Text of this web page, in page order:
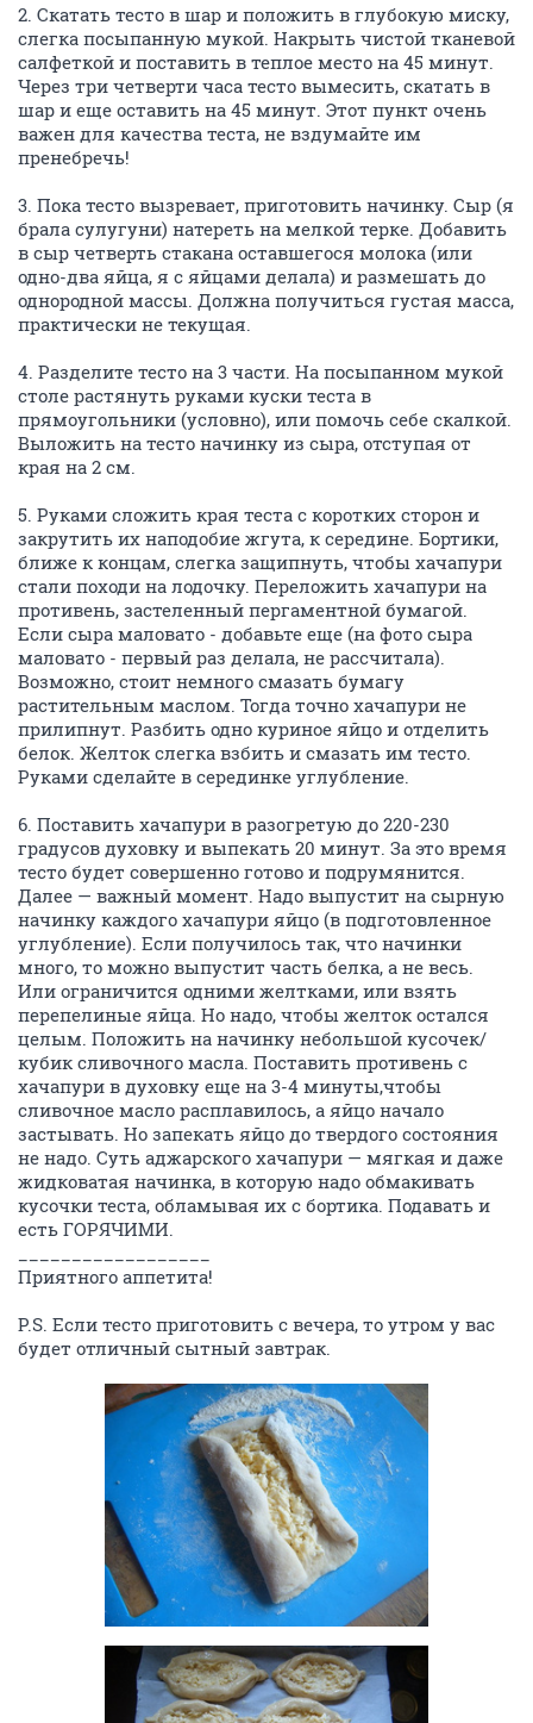
2. Скатать тесто в шар и положить в глубокую миску,
слегка посыпанную мукой. Накрыть чистой тканевой
салфеткой и поставить в теплое место на 45 минут.
Через три четверти часа тесто вымесить, скатать в
шар и еще оставить на 45 минут. Этот пункт очень
важен для качества теста, не вздумайте им
пренебречь!
3. Пока тесто вызревает, приготовить начинку. Сыр (я
брала сулугуни) натереть на мелкой терке. Добавить
в сыр четверть стакана оставшегося молока (или
одно-два яйца, я с яйцами делала) и размешать до
однородной массы. Должна получиться густая масса,
практически не текущая.
4. Разделите тесто на 3 части. На посыпанном мукой
столе растянуть руками куски теста в
прямоугольники (условно), или помочь себе скалкой.
Выложить на тесто начинку из сыра, отступая от
края на 2 см.
5. Руками сложить края теста с коротких сторон и
закрутить их наподобие жгута, к середине. Бортики,
ближе к концам, слегка защипнуть, чтобы хачапури
стали походи на лодочку. Переложить хачапури на
противень, застеленный пергаментной бумагой.
Если сыра маловато - добавьте еще (на фото сыра
маловато - первый раз делала, не рассчитала).
Возможно, стоит немного смазать бумагу
растительным маслом. Тогда точно хачапури не
прилипнут. Разбить одно куриное яйцо и отделить
белок. Желток слегка взбить и смазать им тесто.
Руками сделайте в серединке углубление.
6. Поставить хачапури в разогретую до 220-230
градусов духовку и выпекать 20 минут. За это время
тесто будет совершенно готово и подрумянится.
Далее — важный момент. Надо выпустит на сырную
начинку каждого хачапури яйцо (в подготовленное
углубление). Если получилось так, что начинки
много, то можно выпустит часть белка, а не весь.
Или ограничится одними желтками, или взять
перепелиные яйца. Но надо, чтобы желток остался
целым. Положить на начинку небольшой кусочек/
кубик сливочного масла. Поставить противень с
хачапури в духовку еще на 3-4 минуты,чтобы
сливочное масло расплавилось, а яйцо начало
застывать. Но запекать яйцо до твердого состояния
не надо. Суть аджарского хачапури — мягкая и даже
жидковатая начинка, в которую надо обмакивать
кусочки теста, обламывая их с бортика. Подавать и
есть ГОРЯЧИМИ.
Приятного аппетита!
P.S. Если тесто приготовить с вечера, то утром у вас
будет отличный сытный завтрак.